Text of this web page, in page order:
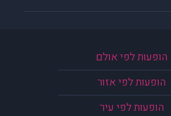
הופעות לפי אולם
הופעות לפי אזור
הופעות לפי עיר